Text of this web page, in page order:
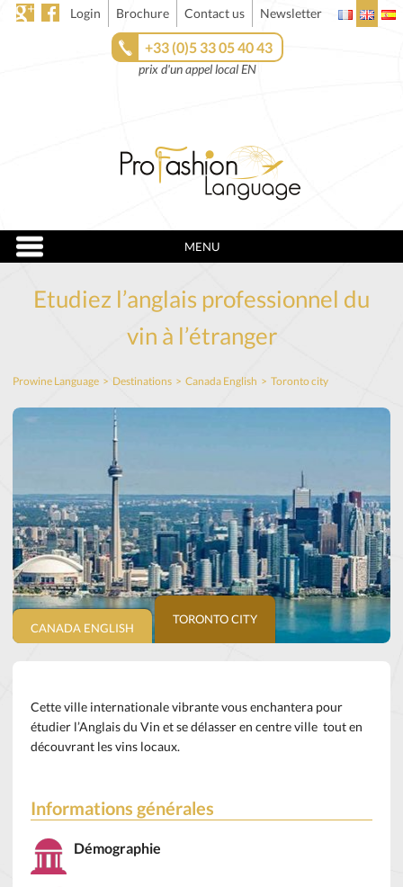
Login Brochure Contact us Newsletter
+33 (0)5 33 05 40 43
prix d'un appel local EN
MENU
Etudiez l’anglais professionnel du
vin à l’étranger
Prowine Language > Destinations >Canada English >Toronto city
CANADA ENGLISH
TORONTO CITY
Cette ville internationale vibrante vous enchantera pour
étudier l’Anglais du Vin et se délasser en centre ville tout en
découvrant les vins locaux.
Informations générales
Démographie